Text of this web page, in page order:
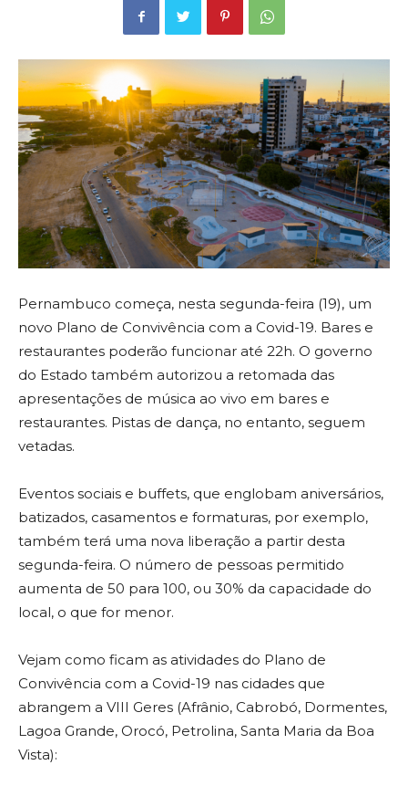
Pernambuco começa, nesta segunda-feira (19), um
novo Plano de Convivência com a Covid-19. Bares e
restaurantes poderão funcionar até 22h. O governo
do Estado também autorizou a retomada das
apresentações de música ao vivo em bares e
restaurantes. Pistas de dança, no entanto, seguem
vetadas.
Eventos sociais e buffets, que englobam aniversários,
batizados, casamentos e formaturas, por exemplo,
também terá uma nova liberação a partir desta
segunda-feira. O número de pessoas permitido
aumenta de 50 para 100, ou 30% da capacidade do
local, o que for menor.
Vejam como ficam as atividades do Plano de
Convivência com a Covid-19 nas cidades que
abrangem a VIII Geres (Afrânio, Cabrobó, Dormentes,
Lagoa Grande, Orocó, Petrolina, Santa Maria da Boa
Vista):